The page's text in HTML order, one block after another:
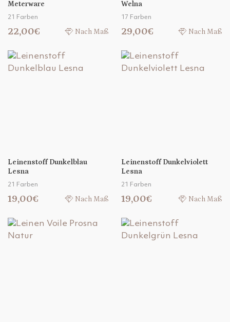
Meterware
21 Farben
22,00€ Nach Maß
Welna
17 Farben
29,00€ Nach Maß
Leinenstoff Dunkelblau
Lesna
21 Farben
19,00€ Nach Maß
Leinenstoff Dunkelviolett
Lesna
21 Farben
19,00€ Nach Maß